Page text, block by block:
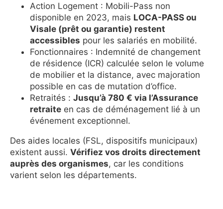
Action Logement : Mobili-Pass non
disponible en 2023, mais LOCA-PASS ou
Visale (prêt ou garantie) restent
accessibles pour les salariés en mobilité.
Fonctionnaires : Indemnité de changement
de résidence (ICR) calculée selon le volume
de mobilier et la distance, avec majoration
possible en cas de mutation d’office.
Retraités : Jusqu’à 780 € via l’Assurance
retraite en cas de déménagement lié à un
événement exceptionnel.
Des aides locales (FSL, dispositifs municipaux)
existent aussi. Vérifiez vos droits directement
auprès des organismes, car les conditions
varient selon les départements.